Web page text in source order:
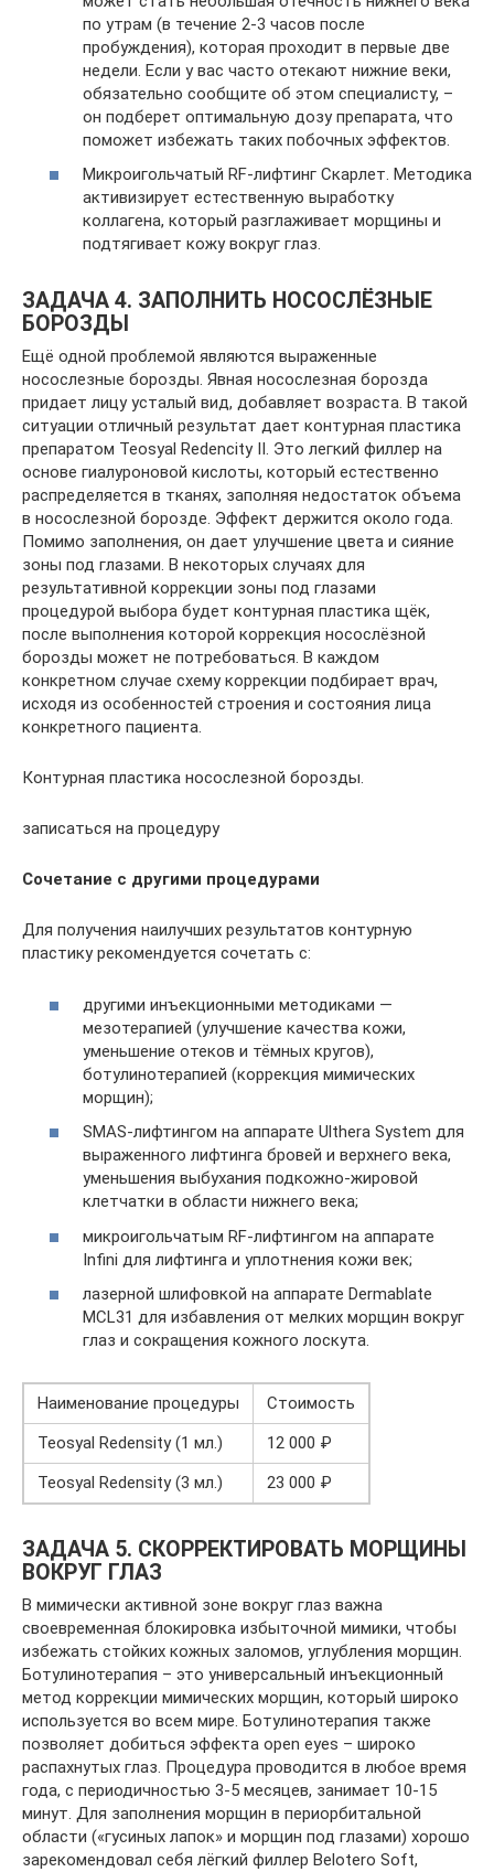
по утрам (в течение 2-3 часов после
пробуждения), которая проходит в первые две
недели. Если у вас часто отекают нижние веки,
обязательно сообщите об этом специалисту, –
он подберет оптимальную дозу препарата, что
поможет избежать таких побочных эффектов.
Микроигольчатый RF-лифтинг Скарлет. Методика
активизирует естественную выработку
коллагена, который разглаживает морщины и
подтягивает кожу вокруг глаз.
ЗАДАЧА 4. ЗАПОЛНИТЬ НОСОСЛЁЗНЫЕ
БОРОЗДЫ
Ещё одной проблемой являются выраженные
носослезные борозды. Явная носослезная борозда
придает лицу усталый вид, добавляет возраста. В такой
ситуации отличный результат дает контурная пластика
препаратом Teosyal Redencity II. Это легкий филлер на
основе гиалуроновой кислоты, который естественно
распределяется в тканях, заполняя недостаток объема
в носослезной борозде. Эффект держится около года.
Помимо заполнения, он дает улучшение цвета и сияние
зоны под глазами. В некоторых случаях для
результативной коррекции зоны под глазами
процедурой выбора будет контурная пластика щёк,
после выполнения которой коррекция носослёзной
борозды может не потребоваться. В каждом
конкретном случае схему коррекции подбирает врач,
исходя из особенностей строения и состояния лица
конкретного пациента.
Контурная пластика носослезной борозды.
записаться на процедуру
Сочетание с другими процедурами
Для получения наилучших результатов контурную
пластику рекомендуется сочетать с:
другими инъекционными методиками —
мезотерапией (улучшение качества кожи,
уменьшение отеков и тёмных кругов),
ботулинотерапией (коррекция мимических
морщин);
SMAS-лифтингом на аппарате Ulthera System для
выраженного лифтинга бровей и верхнего века,
уменьшения выбухания подкожно-жировой
клетчатки в области нижнего века;
микроигольчатым RF-лифтингом на аппарате
Infini для лифтинга и уплотнения кожи век;
лазерной шлифовкой на аппарате Dermablate
MCL31 для избавления от мелких морщин вокруг
глаз и сокращения кожного лоскута.
Наименование процедуры
Стоимость
Teosyal Redensity (1 мл.)
12 000 ₽
Teosyal Redensity (3 мл.)
23 000 ₽
ЗАДАЧА 5. СКОРРЕКТИРОВАТЬ МОРЩИНЫ
ВОКРУГ ГЛАЗ
В мимически активной зоне вокруг глаз важна
своевременная блокировка избыточной мимики, чтобы
избежать стойких кожных заломов, углубления морщин.
Ботулинотерапия – это универсальный инъекционный
метод коррекции мимических морщин, который широко
используется во всем мире. Ботулинотерапия также
позволяет добиться эффекта open eyes – широко
распахнутых глаз. Процедура проводится в любое время
года, с периодичностью 3-5 месяцев, занимает 10-15
минут. Для заполнения морщин в периорбитальной
области («гусиных лапок» и морщин под глазами) хорошо
зарекомендовал себя лёгкий филлер Belotero Soft,